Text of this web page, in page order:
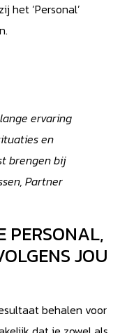
het ‘Personal’
ervaring
en
brengen bij
Partner
PERSONAL,
JOU
behalen voor